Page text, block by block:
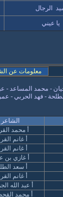
الرجال
يا عيني
معلومات عن
- محمد المساعد -
- فهد الحربي -
الشاعر
أ محمد
أ غانم
أ غانم
أ غازي بن
أ سعد
أ غانم
أ عبد الله
أ محمد